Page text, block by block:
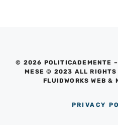
© 2026 POLITICADEMENTE
MESE © 2023 ALL
FLUIDWORKS WEB &
PRIVACY